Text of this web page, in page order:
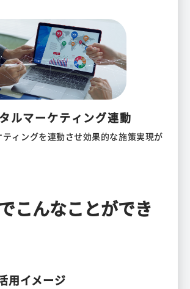
ルマーケティング連動
ィングを連動させ効果的な施策実現が
こんなことができ
用イメージ